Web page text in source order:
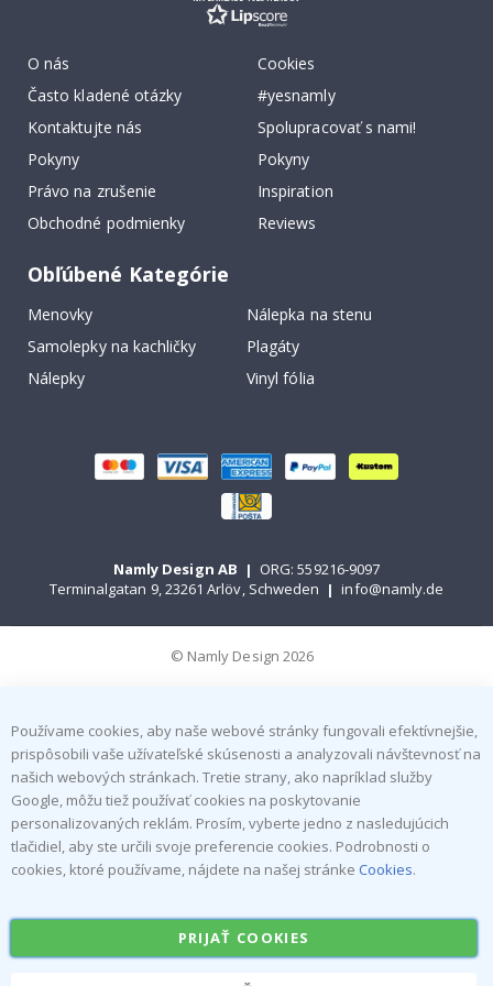
O nás
Často kladené otázky
Kontaktujte nás
Pokyny
Právo na zrušenie
Obchodné podmienky
Cookies
#yesnamly
Spolupracovať s nami!
Pokyny
Inspiration
Reviews
Obľúbené Kategórie
Menovky
Nálepka na stenu
Samolepky na kachličky
Plagáty
Nálepky
Vinyl fólia
Namly Design AB | ORG: 559216-9097
Terminalgatan 9, 23261 Arlöv, Schweden | info@namly.de
© Namly Design 2026
Používame cookies, aby naše webové stránky fungovali efektívnejšie,
prispôsobili vaše užívateľské skúsenosti a analyzovali návštevnosť na
našich webových stránkach. Tretie strany, ako napríklad služby
Google, môžu tiež používať cookies na poskytovanie
personalizovaných reklám. Prosím, vyberte jedno z nasledujúcich
tlačidiel, aby ste určili svoje preferencie cookies. Podrobnosti o
cookies, ktoré používame, nájdete na našej stránke Cookies.
PRIJAŤ COOKIES